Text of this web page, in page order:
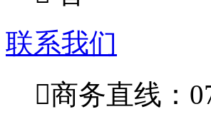
联系我们
商务直线：